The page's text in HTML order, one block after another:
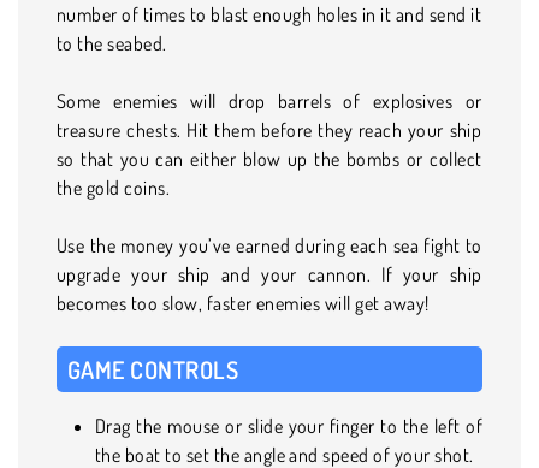
number of times to blast enough holes in it and send it
to the seabed.
Some enemies will drop barrels of explosives or
treasure chests. Hit them before they reach your ship
so that you can either blow up the bombs or collect
the gold coins.
Use the money you’ve earned during each sea fight to
upgrade your ship and your cannon. If your ship
becomes too slow, faster enemies will get away!
GAME CONTROLS
Drag the mouse or slide your finger to the left of
the boat to set the angle and speed of your shot.